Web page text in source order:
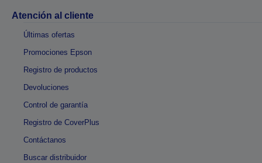
Atención al cliente
Últimas ofertas
Promociones Epson
Registro de productos
Devoluciones
Control de garantía
Registro de CoverPlus
Contáctanos
Buscar distribuidor